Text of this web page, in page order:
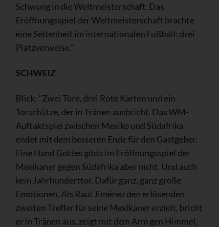
Schwung in die Weltmeisterschaft. Das
Eröffnungsspiel der Weltmeisterschaft brachte
eine Seltenheit im internationalen Fußball: drei
Platzverweise."
SCHWEIZ
Blick: "Zwei Tore, drei Rote Karten und ein
Torschütze, der in Tränen ausbricht. Das WM-
Auftaktspiel zwischen Mexiko und Südafrika
endet mit dem besseren Ende für den Gastgeber.
Eine Hand Gottes gibts im Eröffnungsspiel der
Mexikaner gegen Südafrika aber nicht. Und auch
kein Jahrhunderttor. Dafür ganz, ganz große
Emotionen. Als Raul Jiménez den erlösenden
zweiten Treffer für seine Mexikaner erzielt, bricht
er in Tränen aus, zeigt mit dem Arm gen Himmel,